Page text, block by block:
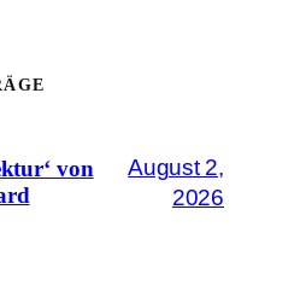
von
August 2,
2026